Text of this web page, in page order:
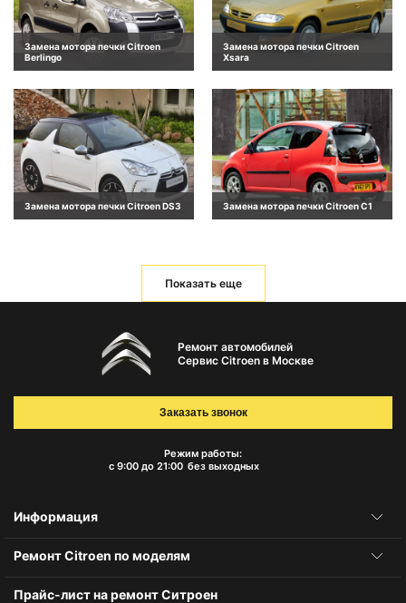
Замена мотора печки Citroen
Berlingo
Замена мотора печки Citroen
Xsara
Замена мотора печки Citroen DS3 Замена мотора печки Citroen C1
Показать еще
Ремонт автомобилей
Сервис Citroen в Москве
Режим работы:
с 9:00 до 21:00 без выходных
Заказать звонок
Информация
Ремонт Citroen по моделям
Прайс-лист на ремонт Ситроен